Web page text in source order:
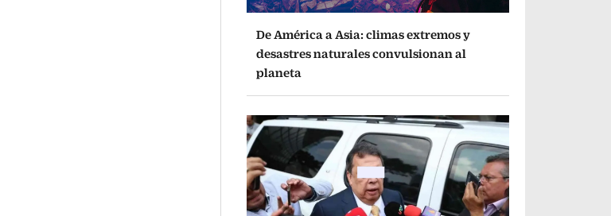
De América a Asia: climas extremos y
desastres naturales convulsionan al
planeta